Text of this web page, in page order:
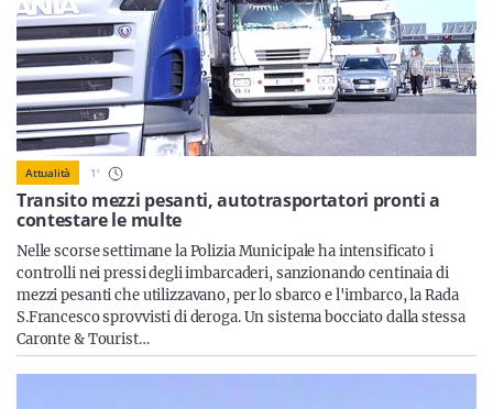
Società
Economia
Sport
Sicilia
Servizi
Transito mezzi pesanti, autotrasportatori pronti a
contestare le multe
Attualità 1'
Nelle scorse settimane la Polizia Municipale ha intensificato i
controlli nei pressi degli imbarcaderi, sanzionando centinaia di
mezzi pesanti che utilizzavano, per lo sbarco e l'imbarco, la Rada
S.Francesco sprovvisti di deroga. Un sistema bocciato dalla stessa
Caronte & Tourist…